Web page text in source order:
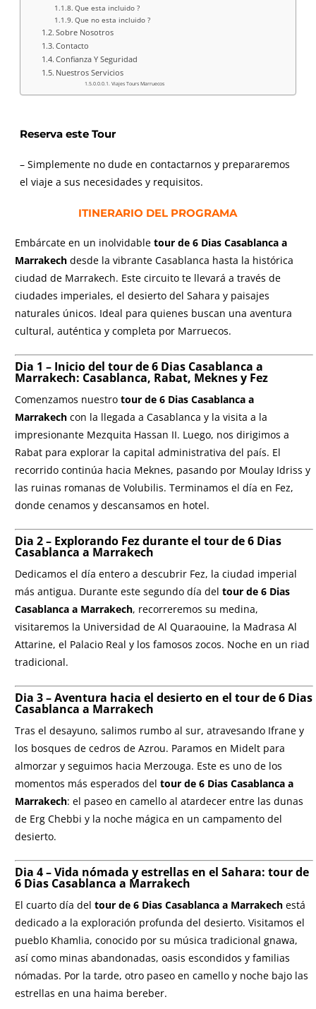
Que esta incluido ?
Que no esta incluido ?
Sobre Nosotros
Contacto
Confianza Y Seguridad
Nuestros Servicios
Viajes Tours Marruecos
Reserva este Tour
– Simplemente no dude en contactarnos y prepararemos
el viaje a sus necesidades y requisitos.
ITINERARIO DEL PROGRAMA
Embárcate en un inolvidable tour de 6 Dias Casablanca a
Marrakechdesde la vibrante Casablanca hasta la histórica
ciudad de Marrakech. Este circuito te llevará a través de
ciudades imperiales, el desierto del Sahara y paisajes
naturales únicos. Ideal para quienes buscan una aventura
cultural, auténtica y completa por Marruecos.
Dia 1 – Inicio del tour de 6 Dias Casablanca a
Marrakech: Casablanca, Rabat, Meknes y Fez
Comenzamos nuestro tour de 6 Dias Casablanca a
Marrakechcon la llegada a Casablanca y la visita a la
impresionante Mezquita Hassan II. Luego, nos dirigimos a
Rabat para explorar la capital administrativa del país. El
recorrido continúa hacia Meknes, pasando por Moulay Idriss y
las ruinas romanas de Volubilis. Terminamos el día en Fez,
donde cenamos y descansamos en hotel.
Dia 2 – Explorando Fez durante el tour de 6 Dias
Casablanca a Marrakech
Dedicamos el día entero a descubrir Fez, la ciudad imperial
más antigua. Durante este segundo día del tour de 6 Dias
Casablanca a Marrakech, recorreremos su medina,
visitaremos la Universidad de Al Quaraouine, la Madrasa Al
Attarine, el Palacio Real y los famosos zocos. Noche en un riad
tradicional.
Dia 3 – Aventura hacia el desierto en el tour de 6 Dias
Casablanca a Marrakech
Tras el desayuno, salimos rumbo al sur, atravesando Ifrane y
los bosques de cedros de Azrou. Paramos en Midelt para
almorzar y seguimos hacia Merzouga. Este es uno de los
momentos más esperados del tour de 6 Dias Casablanca a
Marrakech: el paseo en camello al atardecer entre las dunas
de Erg Chebbi y la noche mágica en un campamento del
desierto.
Dia 4 – Vida nómada y estrellas en el Sahara: tour de
6 Dias Casablanca a Marrakech
El cuarto día del tour de 6 Dias Casablanca a Marrakechestá
dedicado a la exploración profunda del desierto. Visitamos el
pueblo Khamlia, conocido por su música tradicional gnawa,
así como minas abandonadas, oasis escondidos y familias
nómadas. Por la tarde, otro paseo en camello y noche bajo las
estrellas en una haima bereber.